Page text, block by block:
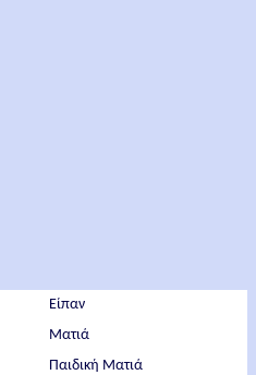
Είπαν
Ματιά
Παιδική Ματιά